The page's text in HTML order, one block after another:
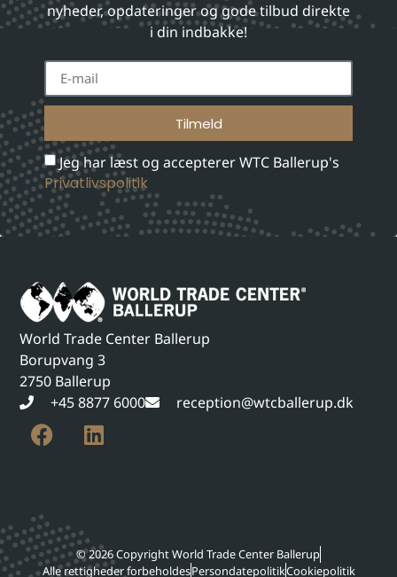
nyheder, opdateringer og gode tilbud direkte
i din indbakke!
Jeg har læst og accepterer WTC Ballerup's
Privatlivspolitik
Tilmeld
World Trade Center Ballerup
Borupvang 3
2750 Ballerup
+45 8877 6000
reception@wtcballerup.dk
© 2026 Copyright World Trade Center Ballerup
Alle rettigheder forbeholdesPersondatepolitikCookiepolitik